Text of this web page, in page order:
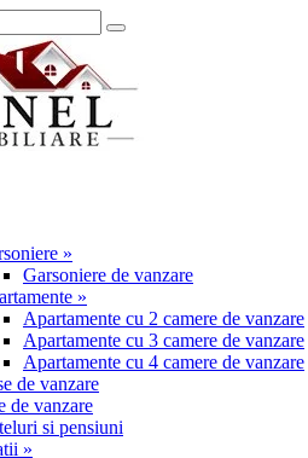
»
Garsoniere de vanzare
»
Apartamente cu 2 camere de vanzare
Apartamente cu 3 camere de vanzare
Apartamente cu 4 camere de vanzare
de vanzare
de vanzare
si pensiuni
»